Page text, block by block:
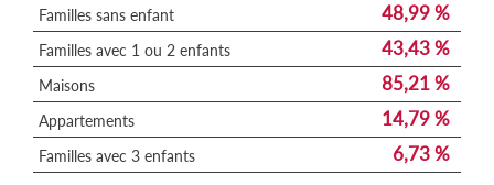
Familles sans enfant 48,99 %
Familles avec 1 ou 2 enfants 43,43 %
Maisons 85,21 %
Appartements 14,79 %
Familles avec 3 enfants 6,73 %